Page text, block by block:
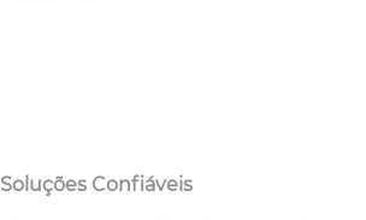
Soluções Confiáveis